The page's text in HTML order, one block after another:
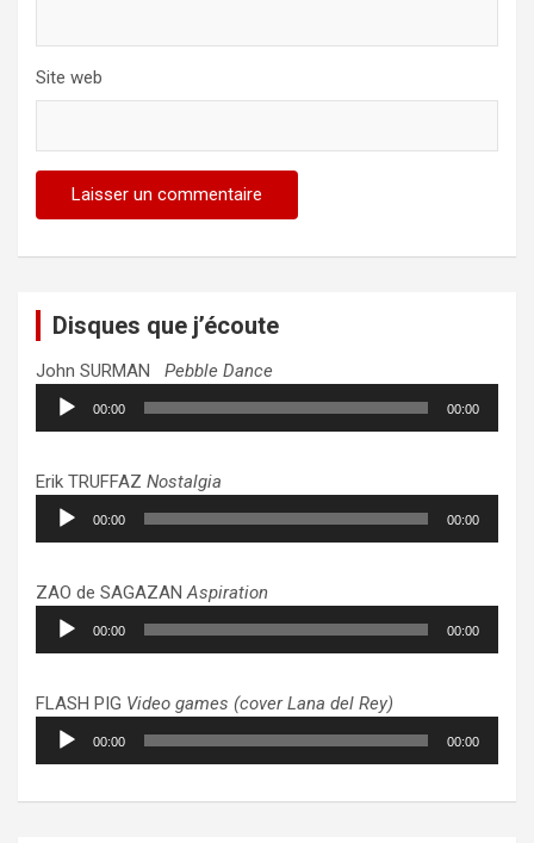
Site web
Disques que j’écoute
John SURMAN Pebble Dance
Lecteur
audio
00:00 00:00
Erik TRUFFAZ Nostalgia
Lecteur
audio
00:00 00:00
ZAO de SAGAZANAspiration
Lecteur
audio
00:00 00:00
FLASH PIG Video games (cover Lana del Rey)
Lecteur
audio
00:00 00:00